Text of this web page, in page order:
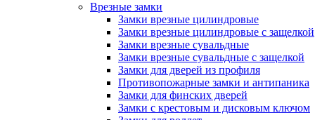
Врезные замки
Замки врезные цилиндровые
Замки врезные цилиндровые с защелкой
Замки врезные сувальдные
Замки врезные сувальдные с защелкой
Замки для дверей из профиля
Противопожарные замки и антипаника
Замки для финских дверей
Замки с крестовым и дисковым ключом